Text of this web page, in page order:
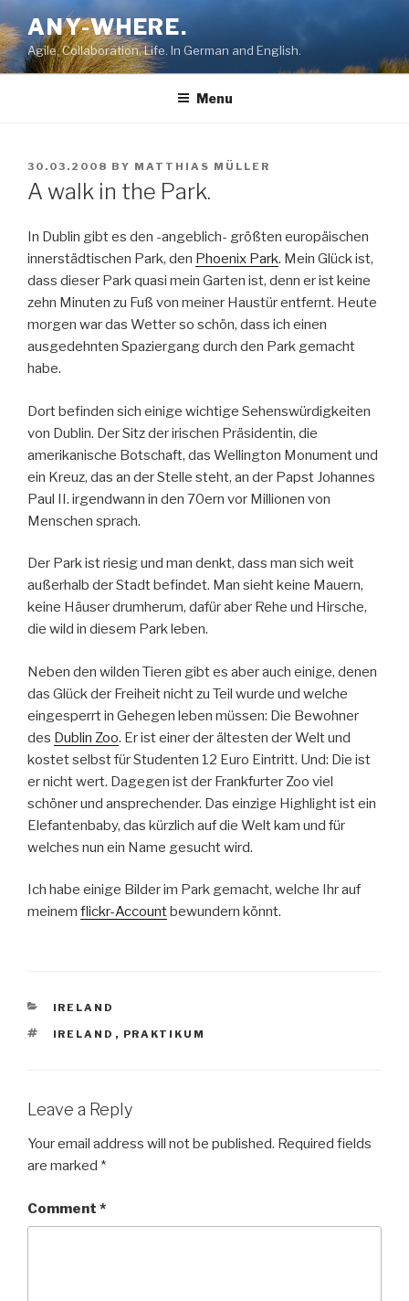
Skip
to
content
ANY-WHERE.
Agile, Collaboration, Life. In German and English.
Menu
POSTED
ON
30.03.2008 BY MATTHIAS MÜLLER
A walk in the Park.
In Dublin gibt es den -angeblich- größten europäischen
innerstädtischen Park, den Phoenix Park. Mein Glück ist,
dass dieser Park quasi mein Garten ist, denn er ist keine
zehn Minuten zu Fuß von meiner Haustür entfernt. Heute
morgen war das Wetter so schön, dass ich einen
ausgedehnten Spaziergang durch den Park gemacht
habe.
Dort befinden sich einige wichtige Sehenswürdigkeiten
von Dublin. Der Sitz der irischen Präsidentin, die
amerikanische Botschaft, das Wellington Monument und
ein Kreuz, das an der Stelle steht, an der Papst Johannes
Paul II. irgendwann in den 70ern vor Millionen von
Menschen sprach.
Der Park ist riesig und man denkt, dass man sich weit
außerhalb der Stadt befindet. Man sieht keine Mauern,
keine Häuser drumherum, dafür aber Rehe und Hirsche,
die wild in diesem Park leben.
Neben den wilden Tieren gibt es aber auch einige, denen
das Glück der Freiheit nicht zu Teil wurde und welche
eingesperrt in Gehegen leben müssen: Die Bewohner
des Dublin Zoo. Er ist einer der ältesten der Welt und
kostet selbst für Studenten 12 Euro Eintritt. Und: Die ist
er nicht wert. Dagegen ist der Frankfurter Zoo viel
schöner und ansprechender. Das einzige Highlight ist ein
Elefantenbaby, das kürzlich auf die Welt kam und für
welches nun ein Name gesucht wird.
Ich habe einige Bilder im Park gemacht, welche Ihr auf
meinem flickr-Accountbewundern könnt.
CATEGORIES
IRELAND
TAGS
IRELAND , PRAKTIKUM
Leave a Reply
Your email address will not be published. Required fields
are marked *
Comment *